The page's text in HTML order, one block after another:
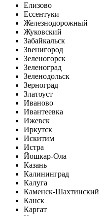
Елизово
Ессентуки
Железнодорожный
Жуковский
Забайкальск
Звенигород
Зеленогорск
Зеленоград
Зеленодольск
Зерноград
Златоуст
Иваново
Ивантеевка
Ижевск
Иркутск
Искитим
Истра
Йошкар-Ола
Казань
Калининград
Калуга
Каменск-Шахтинский
Канск
Каргат